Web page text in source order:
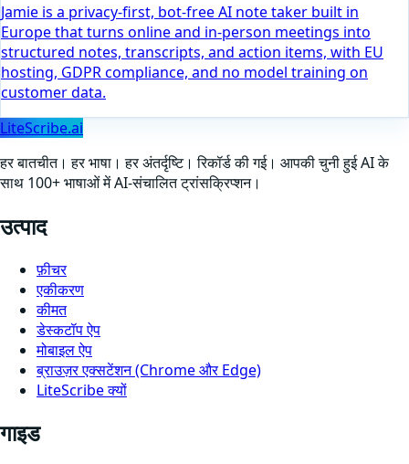
Jamie is a privacy-first, bot-free AI note taker built in
Europe that turns online and in-person meetings into
structured notes, transcripts, and action items, with EU
hosting, GDPR compliance, and no model training on
customer data.
LiteScribe.ai
हर बातचीत। हर भाषा। हर अंतर्दृष्टि। रिकॉर्ड की गई। आपकी चुनी हुई AI के
साथ 100+ भाषाओं में AI-संचालित ट्रांसक्रिप्शन।
उत्पाद
फ़ीचर
एकीकरण
कीमत
डेस्कटॉप ऐप
मोबाइल ऐप
ब्राउज़र एक्सटेंशन (Chrome और Edge)
LiteScribe क्यों
गाइड